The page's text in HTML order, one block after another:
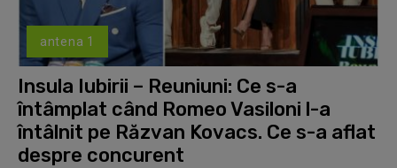
antena 1
Insula Iubirii – Reuniuni: Ce s-a
întâmplat când Romeo Vasiloni l-a
întâlnit pe Răzvan Kovacs. Ce s-a aflat
despre concurent